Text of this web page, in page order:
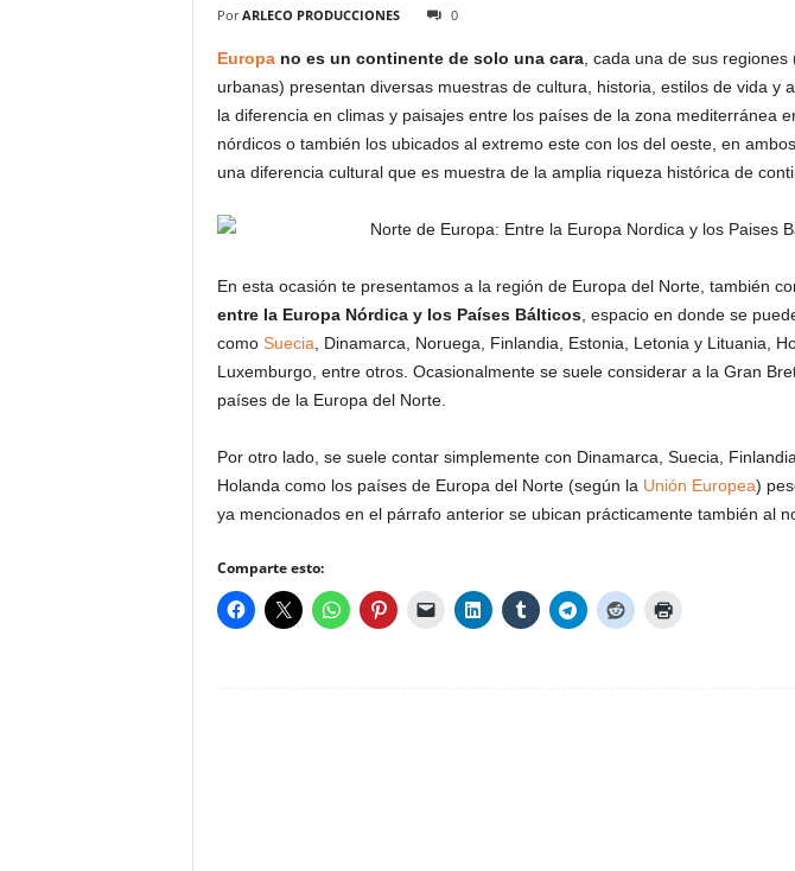
Por ARLECO PRODUCCIONES 0
Europa no es un continente de solo una cara, cada una de sus regiones
urbanas) presentan diversas muestras de cultura, historia, estilos de vida y
la diferencia en climas y paisajes entre los países de la zona mediterránea
nórdicos o también los ubicados al extremo este con los del oeste, en
una diferencia cultural que es muestra de la amplia riqueza histórica de
En esta ocasión te presentamos a la región de Europa del Norte, también
entre la Europa Nórdica y los Países Bálticos, espacio en donde se
como Suecia , Dinamarca, Noruega, Finlandia, Estonia, Letonia y Lituania,
Luxemburgo, entre otros. Ocasionalmente se suele considerar a la Gran
países de la Europa del Norte.
Por otro lado, se suele contar simplemente con Dinamarca, Suecia, Finlandia,
Holanda como los países de Europa del Norte (según la Unión Europea)
ya mencionados en el párrafo anterior se ubican prácticamente también al
Comparte esto: